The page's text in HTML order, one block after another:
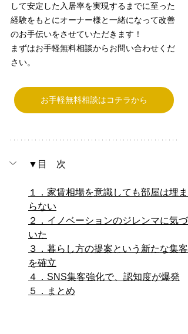
して安定した入居率を実現するまでに至った
経験をもとにオーナー様と一緒になって改善
のお手伝いをさせていただきます！
まずはお手軽無料相談からお問い合わせくだ
さい。
お手軽無料相談はコチラから
▼目　次
１．家賃相場を意識しても部屋は埋ま
らない
２．イノベーションのジレンマに気づ
いた
３．暮らし方の提案という新たな集客
を確立
４．SNS集客強化で、認知度が爆発
５．まとめ